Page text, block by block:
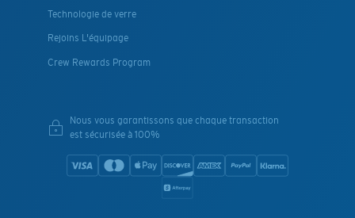
Technologie de verre
Rejoins L'équipage
Crew Rewards Program
Nous vous garantissons que chaque transaction
est sécurisée à 100%